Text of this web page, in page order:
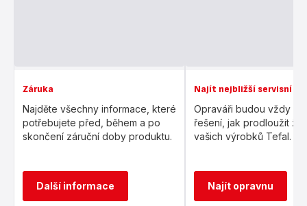
Záruka
Najděte všechny informace, které
potřebujete před, během a po
skončení záruční doby produktu.
Další informace
Najít nejbližší servisní
Opraváři budou vždy
řešení, jak prodloužit
vašich výrobků Tefal.
Najít opravnu